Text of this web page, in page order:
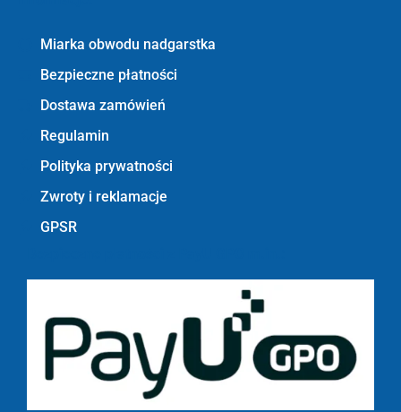
Miarka obwodu nadgarstka
Bezpieczne płatności
Dostawa zamówień
Regulamin
Polityka prywatności
Zwroty i reklamacje
GPSR